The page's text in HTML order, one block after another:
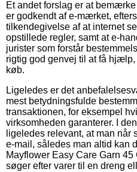
Et andet forslag er at
er godkendt af e-mærket,
tilkendegivelse af at internet
opstillede regler, samt at e-
jurister som forstår
rigtig god genvej til at få
køb.
Ligeledes er det
mest betydningsfulde
transaktionen, for eksempel
virksomheden garanterer. I
ligeledes relevant, at man når
e-mail, således man altid kan
Mayflower Easy Care Garn
søger efter varer til en dreng